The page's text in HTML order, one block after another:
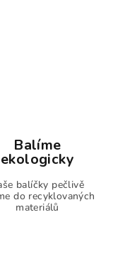
Balíme
ekologicky
balíčky pečlivě
do recyklovaných
materiálů